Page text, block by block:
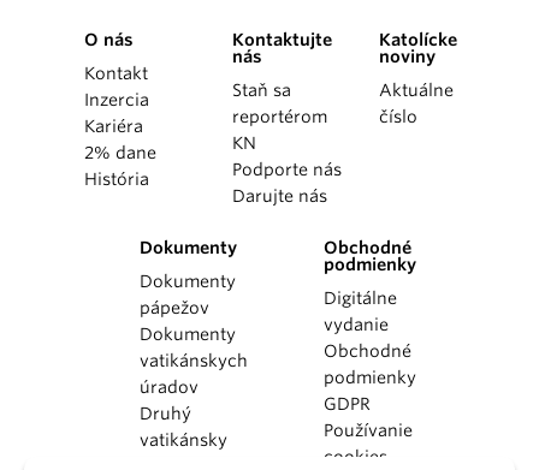
O nás
Kontakt
Inzercia
Kariéra
2% dane
História
Kontaktujte
nás
Staň sa
reportérom
KN
Podporte nás
Darujte nás
Katolícke
noviny
Aktuálne
číslo
Dokumenty
Dokumenty
pápežov
Dokumenty
vatikánskych
úradov
Druhý
vatikánsky
Obchodné
podmienky
Digitálne
vydanie
Obchodné
podmienky
GDPR
Používanie
cookies